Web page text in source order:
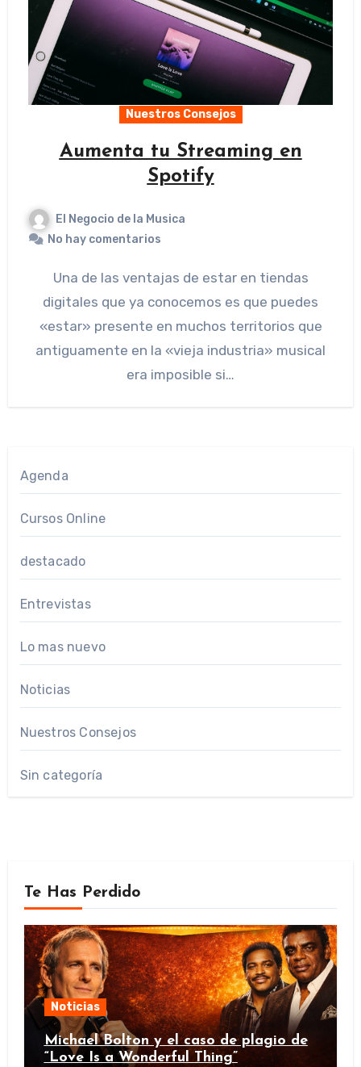
Nuestros Consejos
Aumenta tu Streaming en
Spotify
El Negocio de la Musica
No hay comentarios
Una de las ventajas de estar en tiendas
digitales que ya conocemos es que puedes
«estar» presente en muchos territorios que
antiguamente en la «vieja industria» musical
era imposible si…
Agenda
Cursos Online
destacado
Entrevistas
Lo mas nuevo
Noticias
Nuestros Consejos
Sin categoría
Te Has Perdido
Noticias
Michael Bolton y el caso de plagio de
“Love Is a Wonderful Thing”